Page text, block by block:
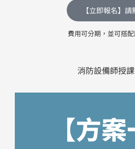
【立即報名】請
費用可分期，並可搭
消防設備師授
【方案